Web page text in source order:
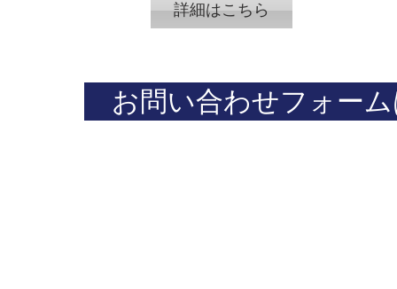
詳細はこちら
お問い合わせフォー